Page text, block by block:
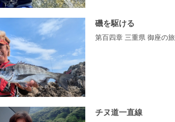
磯を駆ける
第百四章 三重県 御座の旅
チヌ道一直線